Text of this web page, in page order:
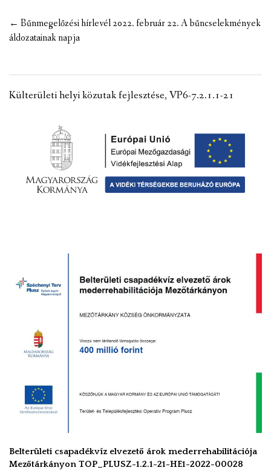
ÓVODA ÉS MINI BÖLCSŐDE
Post
navigation
← Bűnmegelőzési hírlevél 2022. február 22. A bűncselekmények
áldozatainak napja
Külterületi helyi közutak fejlesztése, VP6-7.2.1.1-21
Belterületi csapadékvíz elvezető árok mederrehabilitációja
Mezőtárkányon TOP_PLUSZ-1.2.1-21-HE1-2022-00028